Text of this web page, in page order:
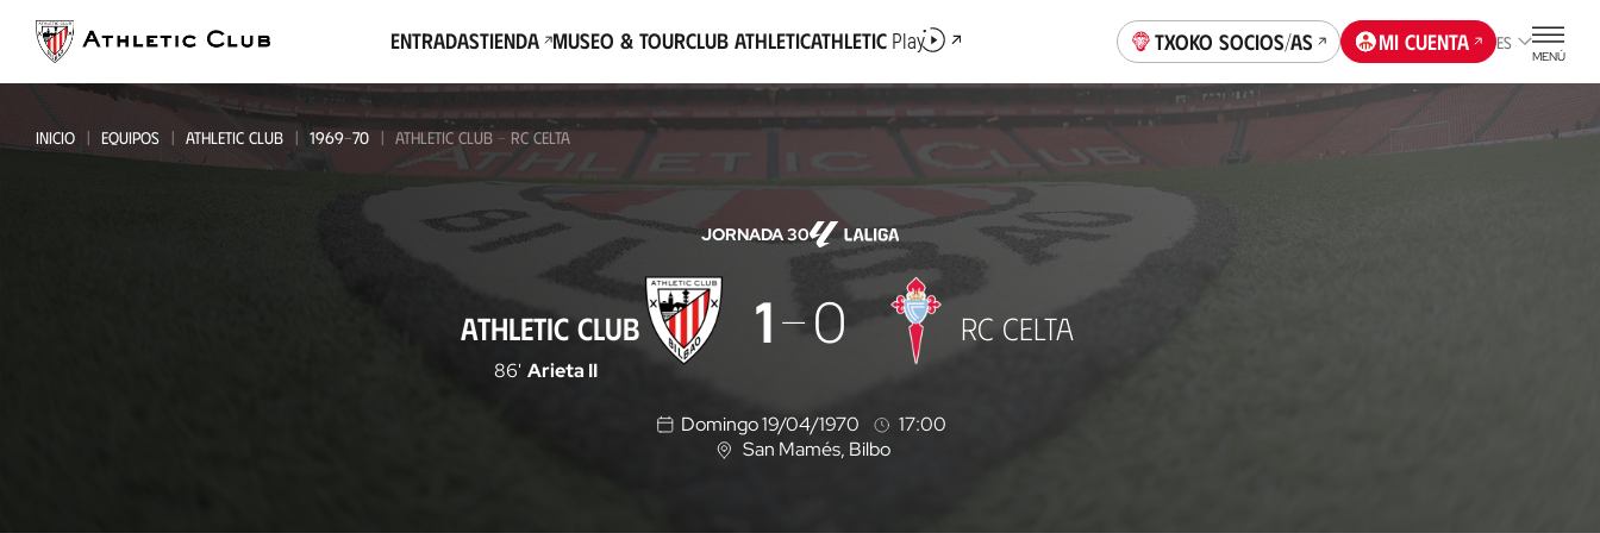
contenido
principal
EntradasTienda Museo & TourClub AthleticAthletic Play Txoko socios/as Mi cuenta ES
MENÚ
INICIO EQUIPOS ATHLETIC CLUB 1969-70 ATHLETIC CLUB - RC CELTA
JORNADA 30
ATHLETIC CLUB 1 0 RC CELTA
86' Arieta II
Domingo 19/04/1970
17:00
U
San Mamés, Bilbo